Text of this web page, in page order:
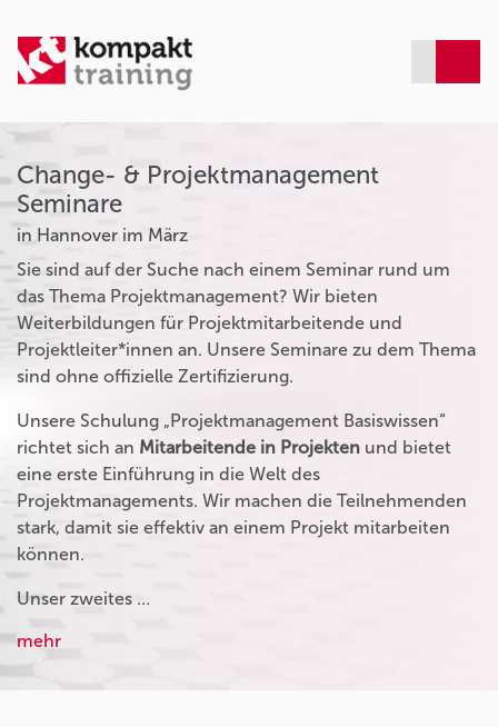
Change- & Projektmanagement
Seminare
in Hannover im März
Sie sind auf der Suche nach einem Seminar rund um
das Thema Projektmanagement? Wir bieten
Weiterbildungen für Projektmitarbeitende und
Projektleiter*innen an. Unsere Seminare zu dem Thema
sind ohne offizielle Zertifizierung.
Unsere Schulung „Projektmanagement Basiswissen“
richtet sich an Mitarbeitende in Projekten und bietet
eine erste Einführung in die Welt des
Projektmanagements. Wir machen die Teilnehmenden
stark, damit sie effektiv an einem Projekt mitarbeiten
können.
Unser zweites …
mehr